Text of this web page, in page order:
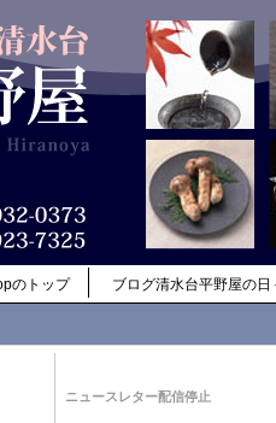
のトップ ブログ清水台平野屋の日
ニュースレター配信停止